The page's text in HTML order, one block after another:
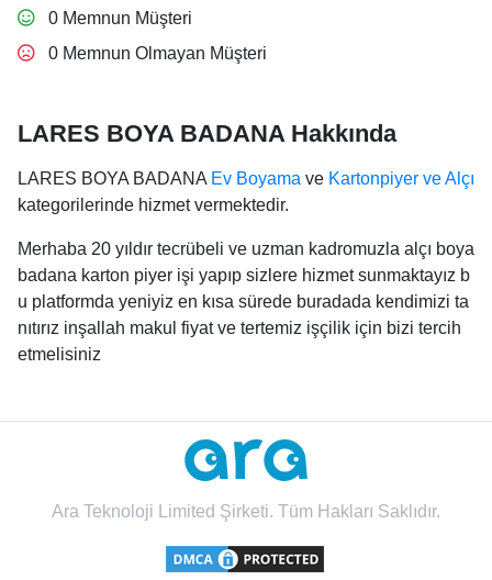
0 Memnun Müşteri
0 Memnun Olmayan Müşteri
LARES BOYA BADANA Hakkında
LARES BOYA BADANA Ev Boyama ve Kartonpiyer ve Alçı
kategorilerinde hizmet vermektedir.
Merhaba 20 yıldır tecrübeli ve uzman kadromuzla alçı boya
badana karton piyer işi yapıp sizlere hizmet sunmaktayız b
u platformda yeniyiz en kısa sürede buradada kendimizi ta
nıtırız inşallah makul fiyat ve tertemiz işçilik için bizi tercih
etmelisiniz
Ara Teknoloji Limited Şirketi. Tüm Hakları Saklıdır.